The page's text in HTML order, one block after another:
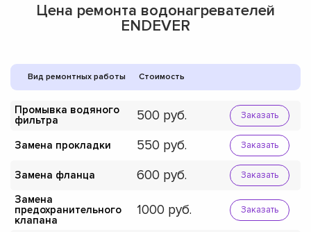
Цена ремонта водонагревателей
ENDEVER
Вид ремонтных работы Стоимость
Промывка водяного
фильтра
500 Заказать
Замена прокладки 550 Заказать
Замена фланца 600 Заказать
Замена
предохранительного
клапана
1000 Заказать